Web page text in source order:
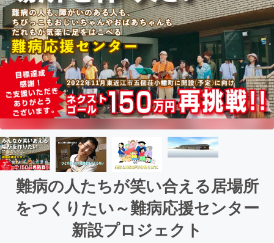
難病の人たちが笑い合える居場所
をつくりたい～難病応援センター
新設プロジェクト